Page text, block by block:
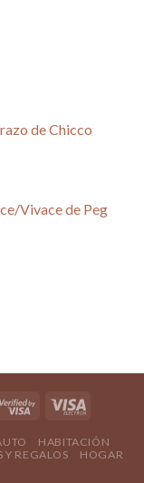
de Chicco
Vivace de Peg
HABITACIÓN
Y REGALOS
HOGAR